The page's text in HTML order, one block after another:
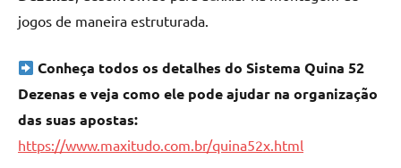
jogos de maneira estruturada.
Conheça todos os detalhes do Sistema Quina 52
Dezenas e veja como ele pode ajudar na organização
das suas apostas:
https://www.maxitudo.com.br/quina52x.html